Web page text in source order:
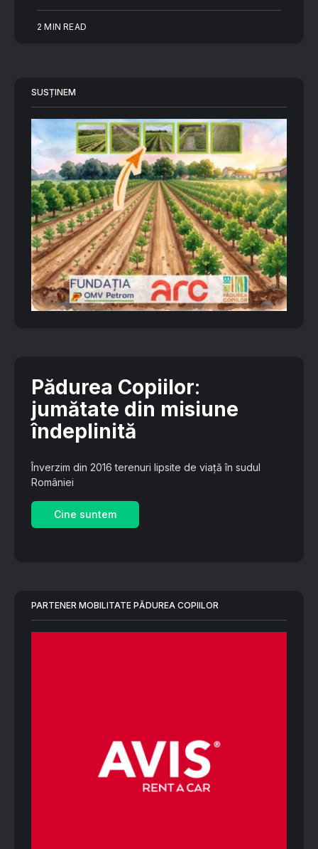
2 MIN READ
SUSȚINEM
Pădurea Copiilor:
jumătate din misiune
îndeplinită
Înverzim din 2016 terenuri lipsite de viață în sudul
României
Cine suntem
PARTENER MOBILITATE PĂDUREA COPIILOR